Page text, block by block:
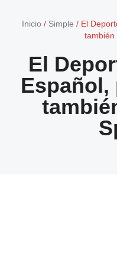
Inicio / Simple / El
también
El